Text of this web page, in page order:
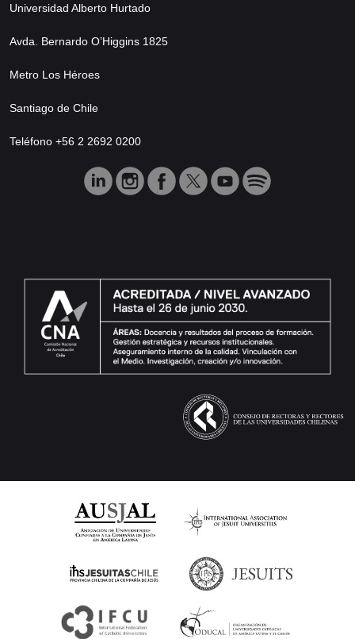
Universidad Alberto Hurtado
Avda. Bernardo O’Higgins 1825
Metro Los Héroes
Santiago de Chile
Teléfono +56 2 2692 0200